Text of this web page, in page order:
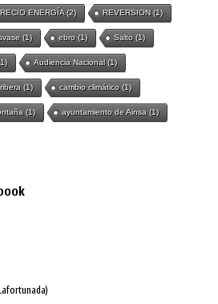
ENERGÍA(2) REVERSION(1)
(1) ebro(1) Salto(1)
Audiencia Nacional(1)
(1) cambio climático(1)
(1) ayuntamiento de Ainsa(1)